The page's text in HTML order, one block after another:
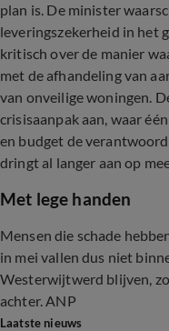
plan is. De minister
leveringszekerheid in het
kritisch over de manier
met de afhandeling van
van onveilige woningen.
crisisaanpak aan, waar
en budget de
dringt al langer aan op
Met lege handen
Mensen die schade
in mei vallen dus niet
Westerwijtwerd blijven,
achter. ANP
Laatste nieuws